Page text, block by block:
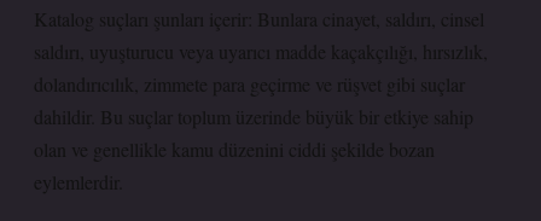
Katalog suçları şunları içerir: Bunlara cinayet, saldırı, cinsel
saldırı, uyuşturucu veya uyarıcı madde kaçakçılığı, hırsızlık,
dolandırıcılık, zimmete para geçirme ve rüşvet gibi suçlar
dahildir. Bu suçlar toplum üzerinde büyük bir etkiye sahip
olan ve genellikle kamu düzenini ciddi şekilde bozan
eylemlerdir.